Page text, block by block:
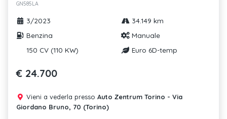
GN585LA
3/2023
34.149 km
Benzina
Manuale
150 CV (110 KW)
Euro 6D-temp
€ 24.700
Vieni a vederla presso Auto Zentrum Torino - Via
Giordano Bruno, 70 (Torino)